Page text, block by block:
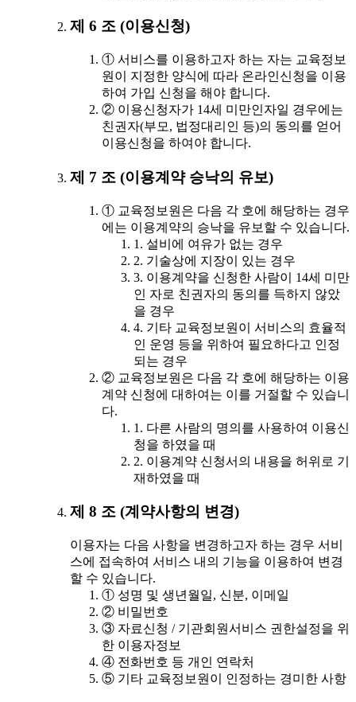
제 6 조 (이용신청)
① 서비스를 이용하고자 하는 자는 교육정보
원이 지정한 양식에 따라 온라인신청을 이용
하여 가입 신청을 해야 합니다.
② 이용신청자가 14세 미만인자일 경우에는
친권자(부모, 법정대리인 등)의 동의를 얻어
이용신청을 하여야 합니다.
제 7 조 (이용계약 승낙의 유보)
① 교육정보원은 다음 각 호에 해당하는 경우
에는 이용계약의 승낙을 유보할 수 있습니다.
1. 설비에 여유가 없는 경우
2. 기술상에 지장이 있는 경우
3. 이용계약을 신청한 사람이 14세 미만
인 자로 친권자의 동의를 득하지 않았
을 경우
4. 기타 교육정보원이 서비스의 효율적
인 운영 등을 위하여 필요하다고 인정
되는 경우
② 교육정보원은 다음 각 호에 해당하는 이용
계약 신청에 대하여는 이를 거절할 수 있습니
다.
1. 다른 사람의 명의를 사용하여 이용신
청을 하였을 때
2. 이용계약 신청서의 내용을 허위로 기
재하였을 때
제 8 조 (계약사항의 변경)
이용자는 다음 사항을 변경하고자 하는 경우 서비
스에 접속하여 서비스 내의 기능을 이용하여 변경
할 수 있습니다.
① 성명 및 생년월일, 신분, 이메일
② 비밀번호
③ 자료신청 / 기관회원서비스 권한설정을 위
한 이용자정보
④ 전화번호 등 개인 연락처
⑤ 기타 교육정보원이 인정하는 경미한 사항